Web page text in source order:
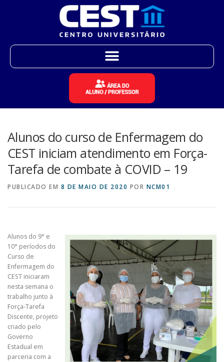
Alunos do curso de Enfermagem do
CEST iniciam atendimento em Força-
Tarefa de combate à COVID – 19
PUBLICADO EM 8 DE MAIO DE 2020 POR NCM01
Alunos do 9° e
10° períodos do
Curso de
Enfermagem do
CEST iniciaram
nesta semana o
trabalho junto à
Força-Tarefa
Discente, projeto
criado pelo
Governo
Estadual em
parceria com a